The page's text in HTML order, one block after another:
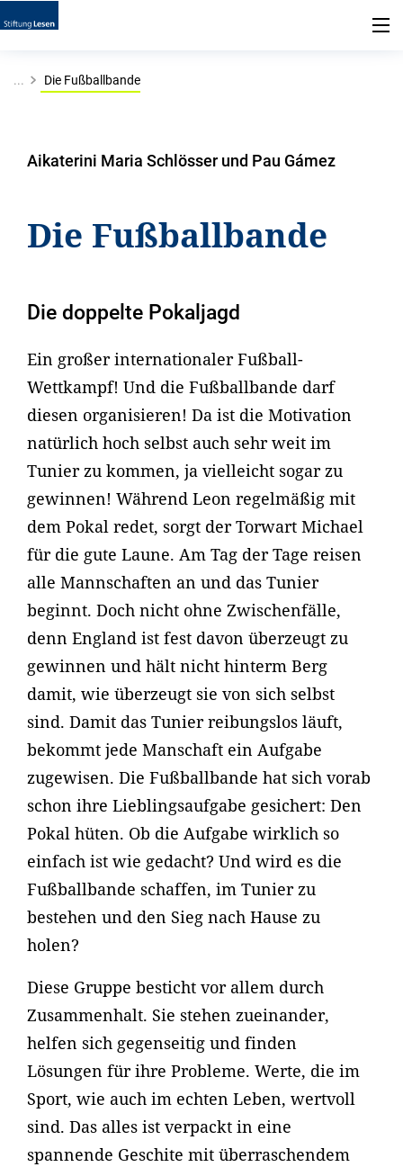
... Die Fußballbande
Aikaterini Maria Schlösser und Pau Gámez
Die Fußballbande
Die doppelte Pokaljagd
Ein großer internationaler Fußball-
Wettkampf! Und die Fußballbande darf
diesen organisieren! Da ist die Motivation
natürlich hoch selbst auch sehr weit im
Tunier zu kommen, ja vielleicht sogar zu
gewinnen! Während Leon regelmäßig mit
dem Pokal redet, sorgt der Torwart Michael
für die gute Laune. Am Tag der Tage reisen
alle Mannschaften an und das Tunier
beginnt. Doch nicht ohne Zwischenfälle,
denn England ist fest davon überzeugt zu
gewinnen und hält nicht hinterm Berg
damit, wie überzeugt sie von sich selbst
sind. Damit das Tunier reibungslos läuft,
bekommt jede Manschaft ein Aufgabe
zugewisen. Die Fußballbande hat sich vorab
schon ihre Lieblingsaufgabe gesichert: Den
Pokal hüten. Ob die Aufgabe wirklich so
einfach ist wie gedacht? Und wird es die
Fußballbande schaffen, im Tunier zu
bestehen und den Sieg nach Hause zu
holen?
Diese Gruppe besticht vor allem durch
Zusammenhalt. Sie stehen zueinander,
helfen sich gegenseitig und finden
Lösungen für ihre Probleme. Werte, die im
Sport, wie auch im echten Leben, wertvoll
sind. Das alles ist verpackt in eine
spannende Geschite mit überraschendem